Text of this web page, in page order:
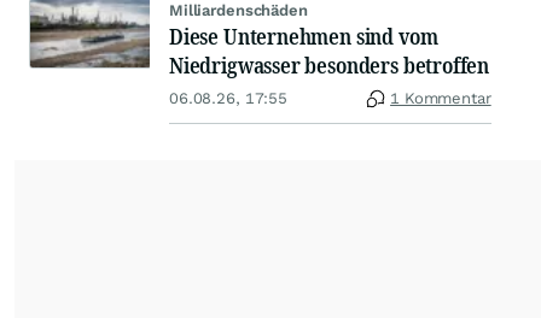
Milliardenschäden
Diese Unternehmen sind vom
Niedrigwasser besonders betroffen
06.08.26, 17:55 1 Kommentar